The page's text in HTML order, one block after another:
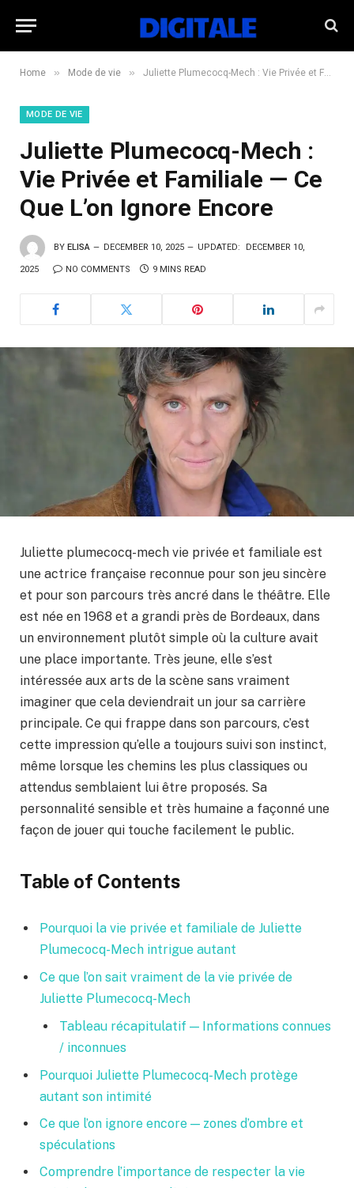
Home » Mode de vie » Juliette Plumecocq-Mech : Vie Privée et Familiale — Ce Que L’on Ignore Encore
MODE DE VIE
Juliette Plumecocq-Mech :
Vie Privée et Familiale — Ce
Que L’on Ignore Encore
BY ELISA DECEMBER 10, 2025 UPDATED: DECEMBER 10,
2025 NO COMMENTS 9 MINS READ
Juliette plumecocq-mech vie privée et familiale est
une actrice française reconnue pour son jeu sincère
et pour son parcours très ancré dans le théâtre. Elle
est née en 1968 et a grandi près de Bordeaux, dans
un environnement plutôt simple où la culture avait
une place importante. Très jeune, elle s’est
intéressée aux arts de la scène sans vraiment
imaginer que cela deviendrait un jour sa carrière
principale. Ce qui frappe dans son parcours, c’est
cette impression qu’elle a toujours suivi son instinct,
même lorsque les chemins les plus classiques ou
attendus semblaient lui être proposés. Sa
personnalité sensible et très humaine a façonné une
façon de jouer qui touche facilement le public.
Table of Contents
Pourquoi la vie privée et familiale de Juliette
Plumecocq-Mech intrigue autant
Ce que l’on sait vraiment de la vie privée de
Juliette Plumecocq-Mech
Tableau récapitulatif — Informations connues
/ inconnues
Pourquoi Juliette Plumecocq-Mech protège
autant son intimité
Ce que l’on ignore encore — zones d’ombre et
spéculations
Comprendre l’importance de respecter la vie